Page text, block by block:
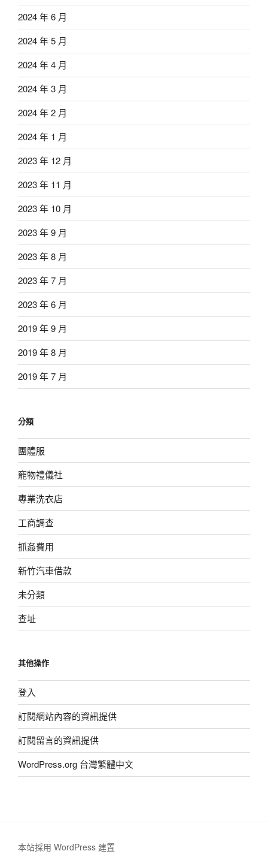
2024 年 6 月
2024 年 5 月
2024 年 4 月
2024 年 3 月
2024 年 2 月
2024 年 1 月
2023 年 12 月
2023 年 11 月
2023 年 10 月
2023 年 9 月
2023 年 8 月
2023 年 7 月
2023 年 6 月
2019 年 9 月
2019 年 8 月
2019 年 7 月
分類
團體服
寵物禮儀社
專業洗衣店
工商調查
抓姦費用
新竹汽車借款
未分類
查址
其他操作
登入
訂閱網站內容的資訊提供
訂閱留言的資訊提供
WordPress.org 台灣繁體中文
本站採用 WordPress 建置